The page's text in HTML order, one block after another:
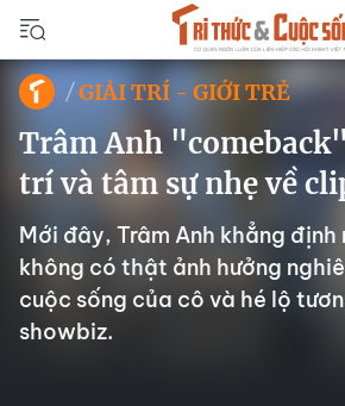
GIẢI TRÍ - GIỚI TRẺ
Trâm Anh
trí và tâm sự nhẹ về
Mới đây, Trâm Anh khẳng định
không có thật ảnh hưởng
cuộc sống của cô và hé lộ
showbiz.